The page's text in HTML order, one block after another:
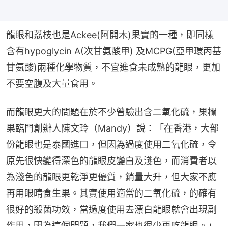
龍眼和荔枝也是Ackee(阿開木)果實的一種，即同樣
含有hypoglycin A(次甘氨酸甲) 及MCPG(亞甲環丙基
甘氨酸)兩種化學物質，不宜進食未成熟的龍眼，更加
不要空腹及大量食用。
而龍眼更大的問題在於不少曾驗出含二氧化硫，果欄
果臨門創辦人陳文玲（Mandy）說：「在香港，大部
份龍眼也是泰國進口，但因為過度使用二氧化硫，令
原先很快變得深色的龍眼皮變白及淺色，而消費者以
為淺色的龍眼更乾淨更優質，銷量大升，但大家不應
再用眼晴食生果。其實使用適當的二氧化硫，的確有
很好的殺菌功效，當過度使用去漂白龍眼就會出現副